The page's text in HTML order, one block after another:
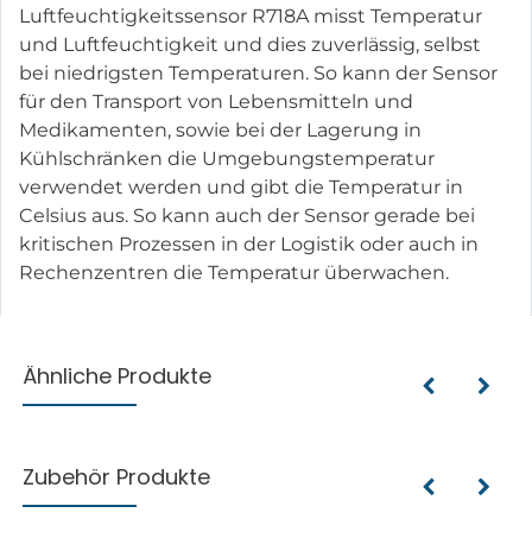
Luftfeuchtigkeitssensor R718A misst Temperatur
und Luftfeuchtigkeit und dies zuverlässig, selbst
bei niedrigsten Temperaturen. So kann der Sensor
für den Transport von Lebensmitteln und
Medikamenten, sowie bei der Lagerung in
Kühlschränken die Umgebungstemperatur
verwendet werden und gibt die Temperatur in
Celsius aus. So kann auch der Sensor gerade bei
kritischen Prozessen in der Logistik oder auch in
Rechenzentren die Temperatur überwachen.
Ähnliche Produkte
Zubehör Produkte